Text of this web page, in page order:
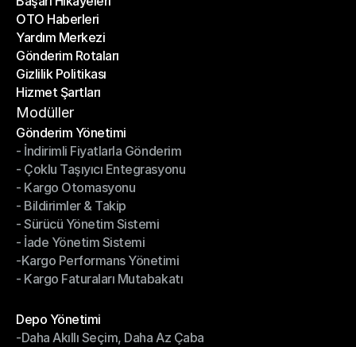
Başarı Hikayeleri
OTO Haberleri
OTO Haberleri
Yardım Merkezi
Yardım Merkezi
Gönderim Rotaları
Gönderim Rotaları
Gizlilik Politikası
Gizlilik Politikası
Hizmet Şartları
Hizmet Şartları
Modüller
Gönderim Yönetimi
Gönderim Yönetimi
- İndirimli Fiyatlarla Gönderim
- İndirimli Fiyatlarla Gönderim
- Çoklu Taşıyıcı Entegrasyonu
- Çoklu Taşıyıcı Entegrasyonu
- Kargo Otomasyonu
- Kargo Otomasyonu
- Bildirimler & Takip
- Bildirimler & Takip
- Sürücü Yönetim Sistemi
- Sürücü Yönetim Sistemi
- İade Yönetim Sistemi
- İade Yönetim Sistemi
-Kargo Performans Yönetimi
-Kargo Performans Yönetimi
- Kargo Faturaları Mutabakatı
Depo Yönetimi
Depo Yönetimi
-Daha Akıllı Seçim, Daha Az Çaba